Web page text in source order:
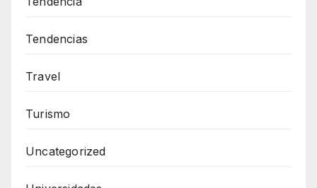
Tendencias
Travel
Turismo
Uncategorized